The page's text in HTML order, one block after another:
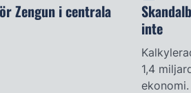
Zengun i centrala
inte
1,4
ekonomi.